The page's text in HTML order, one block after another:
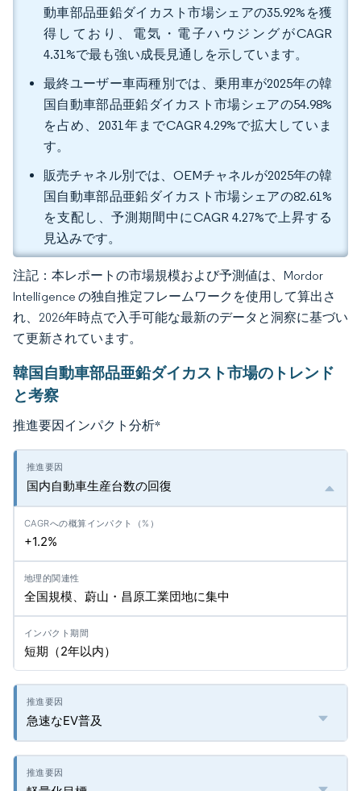
動車部品亜鉛ダイカスト市場シェアの35.92%を獲
得しており、電気・電子ハウジングがCAGR
4.31%で最も強い成長見通しを示しています。
最終ユーザー車両種別では、乗用車が2025年の韓
国自動車部品亜鉛ダイカスト市場シェアの54.98%
を占め、2031年までCAGR 4.29%で拡大していま
す。
販売チャネル別では、OEMチャネルが2025年の韓
国自動車部品亜鉛ダイカスト市場シェアの82.61%
を支配し、予測期間中にCAGR 4.27%で上昇する
見込みです。
注記：本レポートの市場規模および予測値は、Mordor
Intelligence の独自推定フレームワークを使用して算出さ
れ、2026年時点で入手可能な最新のデータと洞察に基づい
て更新されています。
韓国自動車部品亜鉛ダイカスト市場のトレンド
と考察
推進要因インパクト分析*
国内自動車生産台数の回復
+1.2%
全国規模、蔚山・昌原工業団地に集中
短期（2年以内）
急速なEV普及